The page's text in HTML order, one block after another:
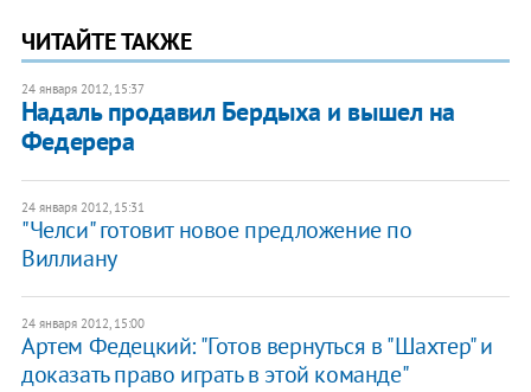
ЧИТАЙТЕ ТАКЖЕ
24 января 2012, 15:37
Надаль продавил Бердыха и вышел на
Федерера
24 января 2012, 15:31
"Челси" готовит новое предложение по
Виллиану
24 января 2012, 15:00
Артем Федецкий: "Готов вернуться в "Шахтер" и
доказать право играть в этой команде"